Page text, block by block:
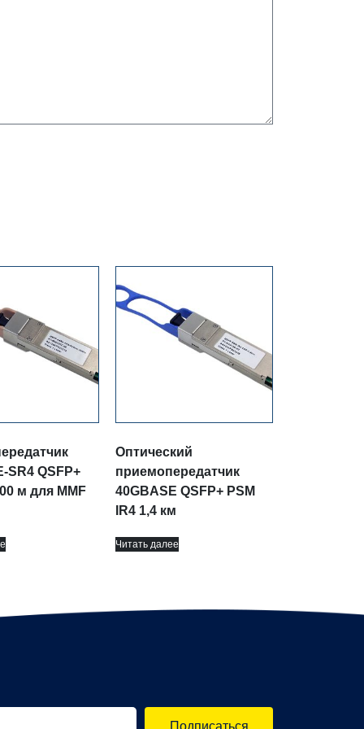
SR4 QSFP+
м для MMF
Оптический
приемопередатчик
40GBASE QSFP+ PSM
IR4 1,4 км
Читать далее
Подписаться